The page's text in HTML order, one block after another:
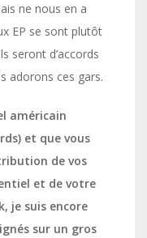
ne nous en a
EP se sont plutôt
seront d’accords
adorons ces gars.
américain
et que vous
de vos
et de votre
je suis encore
sur un gros